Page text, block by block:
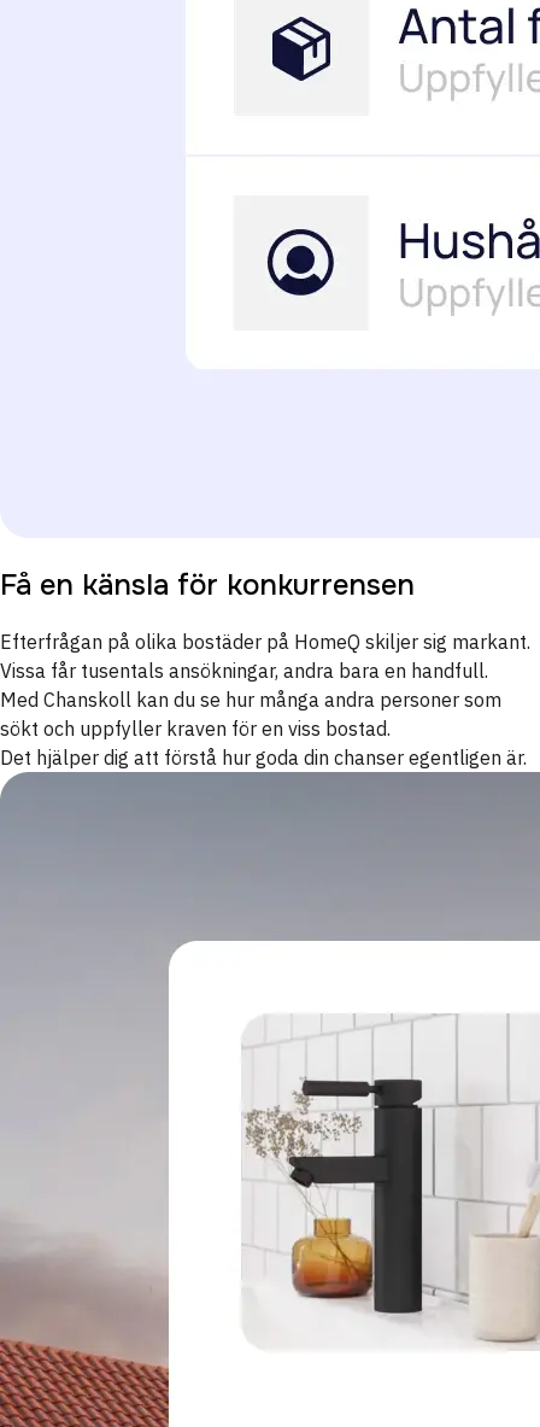
Få en känsla för konkurrensen
Efterfrågan på olika bostäder på HomeQ skiljer sig markant.
Vissa får tusentals ansökningar, andra bara en handfull.
Med Chanskoll kan du se hur många andra personer som
sökt och uppfyller kraven för en viss bostad.
Det hjälper dig att förstå hur goda din chanser egentligen är.